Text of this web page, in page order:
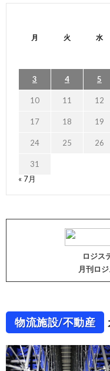
月 火 水
3 4 5
10 11 12
17 18 19
24 25 26
31
« 7月
ロジス
月刊ロ
物流施設/不動産